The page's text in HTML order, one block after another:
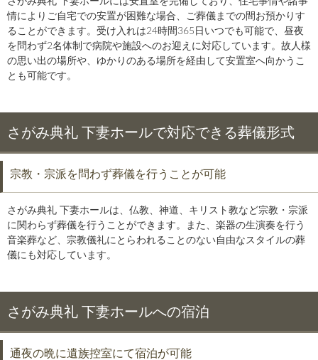
情によりご自宅での安置が困難な場合、ご葬儀までの間お預かりす
ることができます。受け入れは24時間365日いつでも可能で、昼夜
を問わず2名体制で病院や施設へのお迎えに対応しています。故人様
の思い出の場所や、ゆかりのある場所を経由して安置室へ向かうこ
とも可能です。
さがみ典礼 下妻ホールで対応できる葬儀形式
宗教・宗派を問わず葬儀を行うことが可能
さがみ典礼 下妻ホールは、仏教、神道、キリスト教など宗教・宗派
に関わらず葬儀を行うことができます。また、楽器の生演奏を行う
音楽葬など、宗教儀礼にとらわれることのない自由なスタイルの葬
儀にも対応しています。
さがみ典礼 下妻ホールへの宿泊
通夜の晩に遺族控室にて宿泊が可能